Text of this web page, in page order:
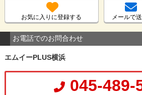
お気に入りに登録する メールで
お電話でのお問合わせ
エムイーPLUS横浜
045-489-